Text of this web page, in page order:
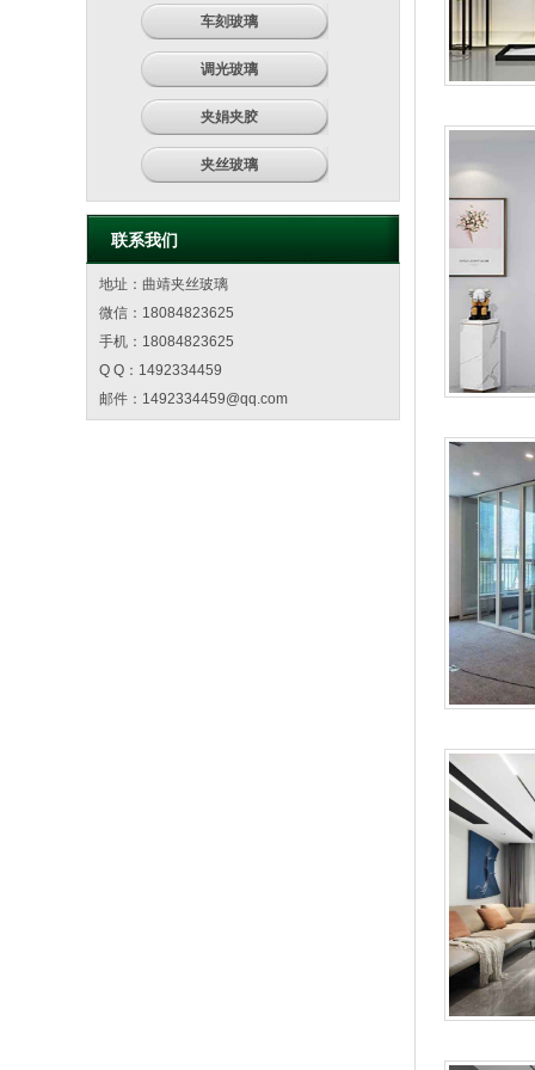
车刻玻璃
调光玻璃
夹娟夹胶
夹丝玻璃
联系我们
地址：曲靖夹丝玻璃
微信：18084823625
手机：18084823625
Q Q：1492334459
邮件： 1492334459@qq.com